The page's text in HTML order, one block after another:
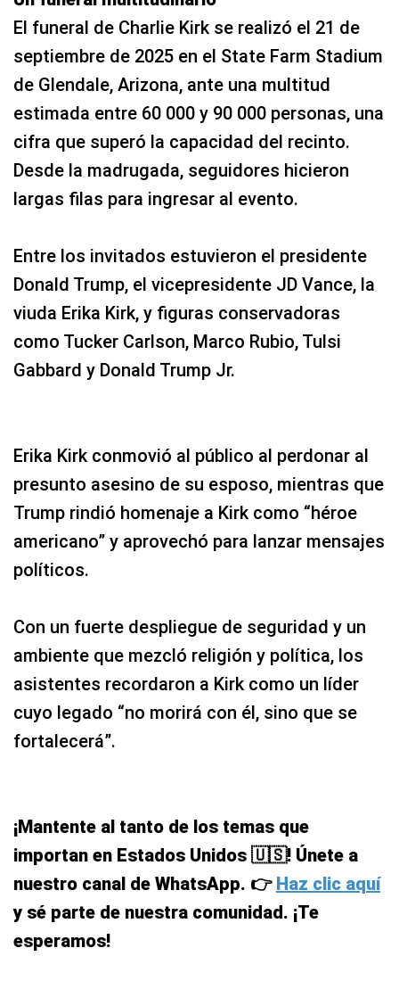
El funeral de Charlie Kirk se realizó el 21 de
septiembre de 2025 en el State Farm Stadium
de Glendale, Arizona, ante una multitud
estimada entre 60 000 y 90 000 personas, una
cifra que superó la capacidad del recinto.
Desde la madrugada, seguidores hicieron
largas filas para ingresar al evento.
Entre los invitados estuvieron el presidente
Donald Trump, el vicepresidente JD Vance, la
viuda Erika Kirk, y figuras conservadoras
como Tucker Carlson, Marco Rubio, Tulsi
Gabbard y Donald Trump Jr.
Erika Kirk conmovió al público al perdonar al
presunto asesino de su esposo, mientras que
Trump rindió homenaje a Kirk como “héroe
americano” y aprovechó para lanzar mensajes
políticos.
Con un fuerte despliegue de seguridad y un
ambiente que mezcló religión y política, los
asistentes recordaron a Kirk como un líder
cuyo legado “no morirá con él, sino que se
fortalecerá”.
¡Mantente al tanto de los temas que
importan en Estados Unidos 🇺🇸! Únete a
nuestro canal de WhatsApp. 👉 Haz clic aquí
y sé parte de nuestra comunidad. ¡Te
esperamos!